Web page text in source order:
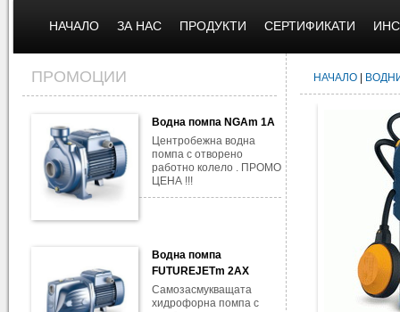
НАЧАЛО ЗА НАС ПРОДУКТИ СЕРТИФИКАТИ
ПРОМОЦИИ
Водна помпа NGAm 1A
Центробежна водна
помпа с отворено
работно колело . ПРОМО
ЦЕНА !!!
Водна помпа
FUTUREJETm 2AX
Самозасмукващата
хидрофорна помпа с
НАЧАЛО